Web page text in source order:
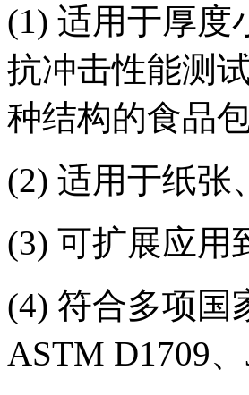
(1) 适用于厚度
抗冲击性能测
种结构的食品
(2) 适用于纸张
(3) 可扩展应用
(4) 符合多项国
ASTM D1709